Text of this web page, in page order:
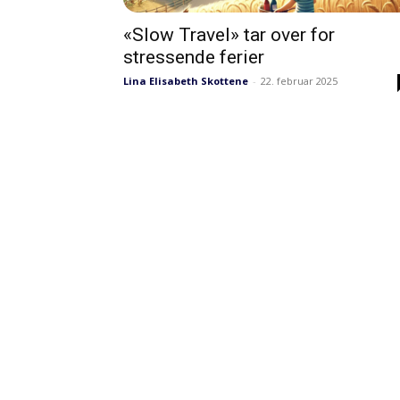
«Slow Travel» tar over for
stressende ferier
Lina Elisabeth Skottene - 22. februar 2025